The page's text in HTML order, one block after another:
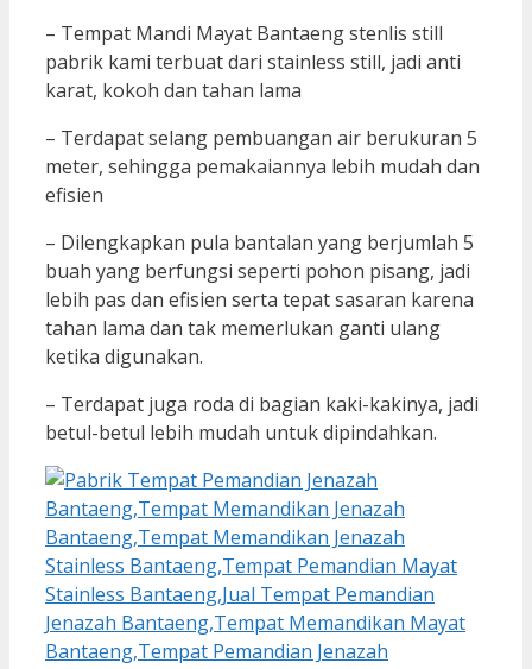
– Tempat Mandi Mayat Bantaeng stenlis still
pabrik kami terbuat dari stainless still, jadi anti
karat, kokoh dan tahan lama
– Terdapat selang pembuangan air berukuran 5
meter, sehingga pemakaiannya lebih mudah dan
efisien
– Dilengkapkan pula bantalan yang berjumlah 5
buah yang berfungsi seperti pohon pisang, jadi
lebih pas dan efisien serta tepat sasaran karena
tahan lama dan tak memerlukan ganti ulang
ketika digunakan.
– Terdapat juga roda di bagian kaki-kakinya, jadi
betul-betul lebih mudah untuk dipindahkan.